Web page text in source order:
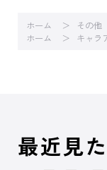
ホーム その他
ホーム
キャラ
最近見